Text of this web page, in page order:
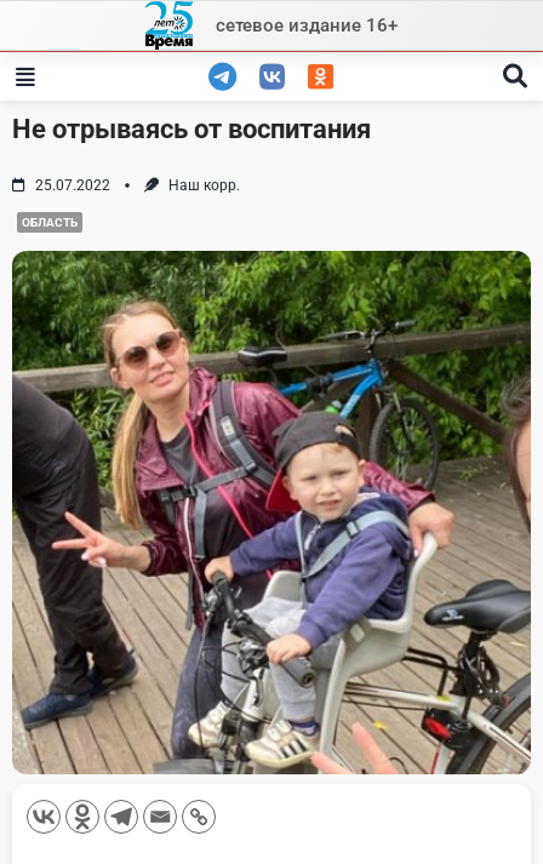
content
сетевое издание 16+
Не отрываясь от воспитания
25.07.2022 Наш корр.
ОБЛАСТЬ